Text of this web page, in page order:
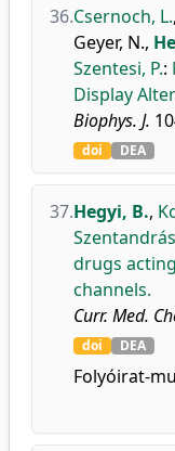
36.Csernoch, L.,
Geyer, N.,
Szentesi, P.:
Display
Biophys. J.
doi DEA
37.Hegyi, B.,
drugs
channels.
Curr. Med.
doi DEA
Folyóirat-